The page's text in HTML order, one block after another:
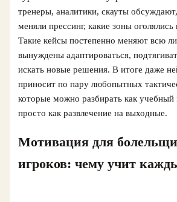
тренеры, аналитики, скауты
меняли прессинг, какие зоны оголялись
Такие кейсы постепенно меняют всю
вынуждены адаптироваться,
искать новые решения. В итоге даже
приносит по пару любопытных
которые можно разбирать как учебный
просто как развлечение на выходные.
Мотивация для
игроков: чему учит